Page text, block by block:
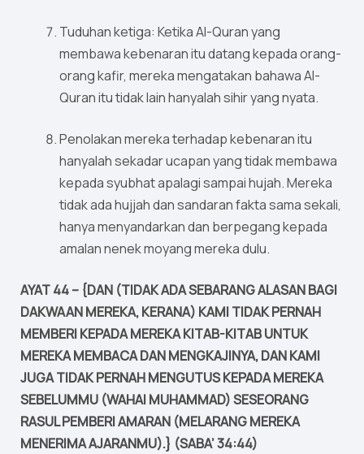
Tuduhan ketiga: Ketika Al-Quran yang
membawa kebenaran itu datang kepada orang-
orang kafir, mereka mengatakan bahawa Al-
Quran itu tidak lain hanyalah sihir yang nyata.
Penolakan mereka terhadap kebenaran itu
hanyalah sekadar ucapan yang tidak membawa
kepada syubhat apalagi sampai hujah. Mereka
tidak ada hujjah dan sandaran fakta sama sekali,
hanya menyandarkan dan berpegang kepada
amalan nenek moyang mereka dulu.
AYAT 44 – {DAN (TIDAK ADA SEBARANG ALASAN BAGI
DAKWAAN MEREKA, KERANA) KAMI TIDAK PERNAH
MEMBERI KEPADA MEREKA KITAB-KITAB UNTUK
MEREKA MEMBACA DAN MENGKAJINYA, DAN KAMI
JUGA TIDAK PERNAH MENGUTUS KEPADA MEREKA
SEBELUMMU (WAHAI MUHAMMAD) SESEORANG
RASUL PEMBERI AMARAN (MELARANG MEREKA
MENERIMA AJARANMU).} (SABA’ 34:44)